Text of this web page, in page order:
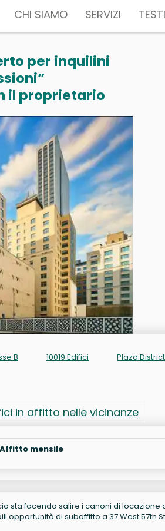
CHI SIAMO SERVIZI
per inquilini
il proprietario
B 10019 Edifici Plaza District
in affitto nelle vicinanze
Affitto mensile
sta facendo salire i canoni di locazione
opportunità di subaffitto a 37 West 57th